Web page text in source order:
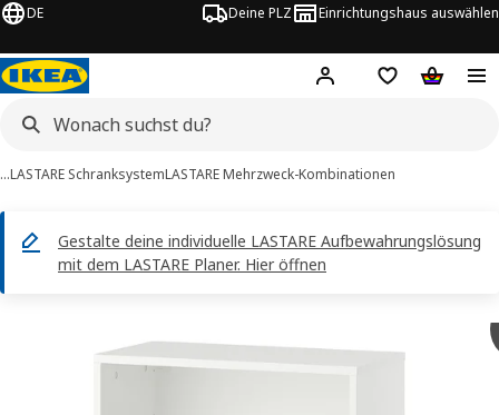
DE Deine PLZ Einrichtungshaus auswählen
Hej! Jetzt anmelden.
Einkaufsliste
…LASTARE SchranksystemLASTARE Mehrzweck-Kombinationen
Gestalte deine individuelle LASTARE Aufbewahrungslösung
mit dem LASTARE Planer. Hier öffnen